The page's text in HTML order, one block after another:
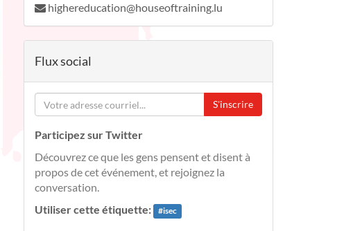
highereducation@houseoftraining.lu
Flux social
S'inscrire
Participez sur Twitter
Découvrez ce que les gens pensent et disent à
propos de cet événement, et rejoignez la
conversation.
Utiliser cette étiquette:
#isec